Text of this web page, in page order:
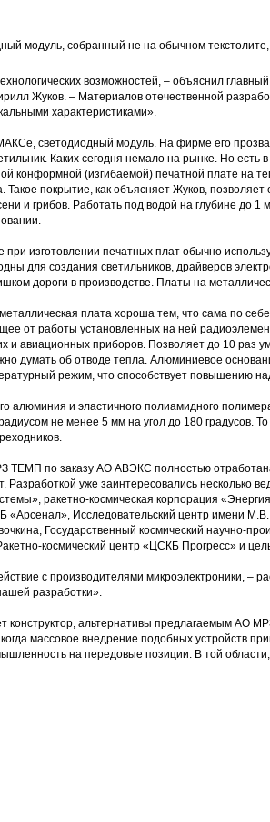
модуль, собранный не на обычном
возможностей, – объяснил
Жуков. – Материалов отечественной
характеристиками».
светодиодный модуль. На фирме его
Каких сегодня немало на рынке. Но есть
конформной (изгибаемой) печатной плате на
Такое покрытие, как объясняет Жуков,
и грибов. Работать под водой на глубине до
при изготовлении печатных плат обычно
для создания светильников, драйверов
дороги в производстве. Платы на
металлическая плата хороша тем, что сама по
от работы установленных на ней
и авиационных приборов. Позволяет до 10 раз
думать об отводе тепла. Алюминиевое
режим, что способствует повышению
алюминия и эластичного полиамидного
не менее 5 мм на угол до 180 градусов.
ТЕМП по заказу АО АВЭКС полностью
уже заинтересовались несколько
ракетно-космическая корпорация
Исследовательский центр имени
Государственный космический научно-
космический центр «ЦСКБ Прогресс» и
с производителями микроэлектроники, –
разработки».
конструктор, альтернативы предлагаемым
массовое внедрение подобных устройств
на передовые позиции. В той области,